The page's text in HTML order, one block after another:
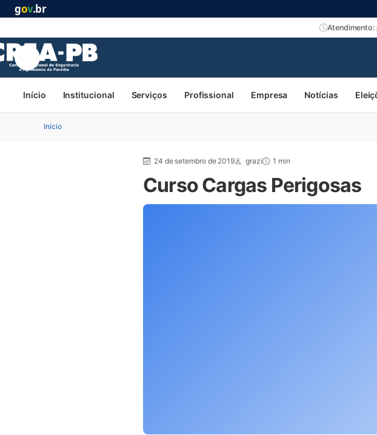
gov.br
Atendimento:
Início Institucional Serviços Profissional Empresa Notícias
Início
24 de setembro de 2019 grazi 1 min
Curso Cargas Perigosas